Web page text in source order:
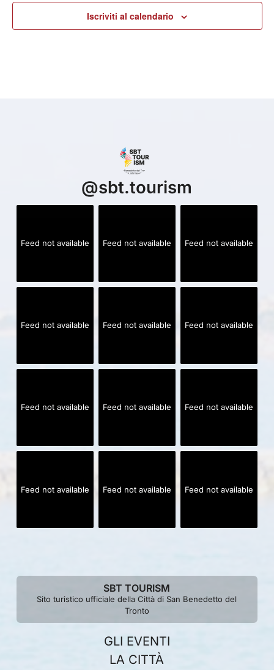
Iscriviti al calendario
@sbt.tourism
Feed not available Feed not available Feed not available
Feed not available Feed not available Feed not available
Feed not available Feed not available Feed not available
Feed not available Feed not available Feed not available
SBT TOURISM
Sito turistico ufficiale della Città di San Benedetto del
Tronto
GLI EVENTI
LA CITTÀ